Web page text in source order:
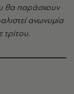
θα παράσχουν
ανωνυμία
τρίτου.